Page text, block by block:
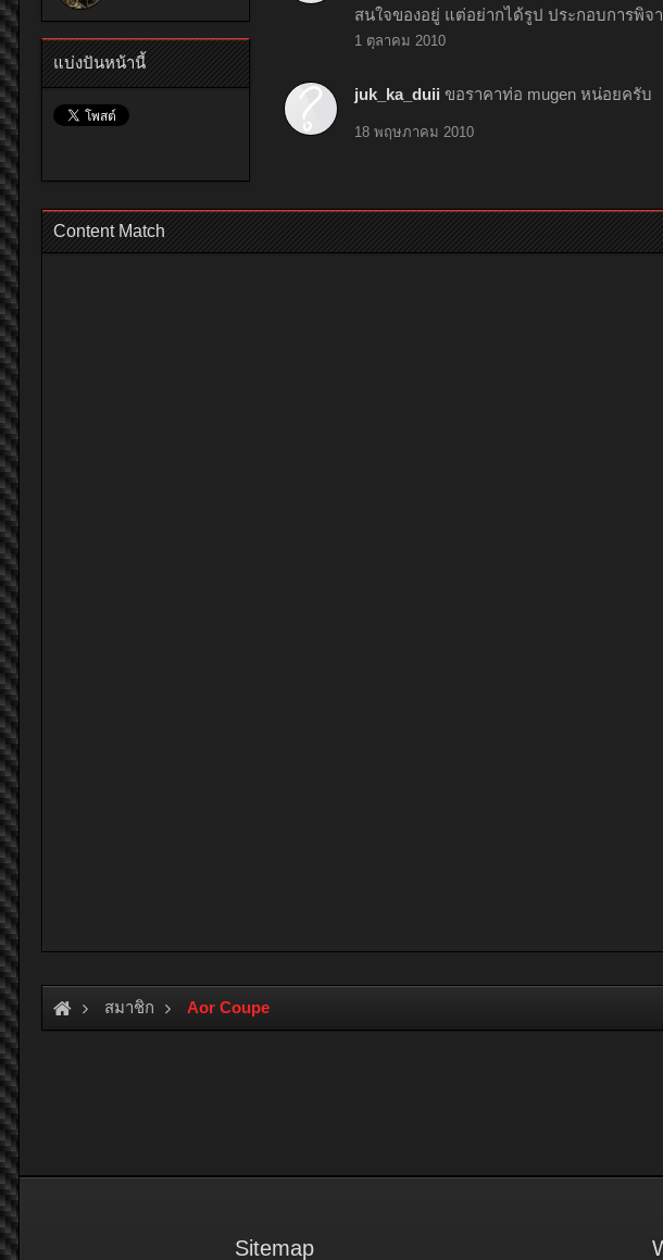
แบ่งปันหน้านี้
สนใจของอยู่ แต่อย่ากได้รูป ประกอบการพิจ
1 ตุลาคม 2010
juk_ka_duii ขอราคาท่อ mugen หน่อยครับ
18 พฤษภาคม 2010
Content Match
สมาชิก Aor Coupe
Sitemap